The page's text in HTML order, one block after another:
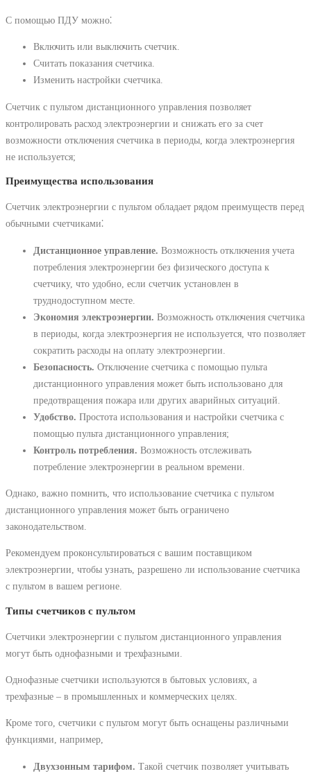
С помощью ПДУ можно⁚
Включить или выключить счетчик.
Считать показания счетчика.
Изменить настройки счетчика.
Счетчик с пультом дистанционного управления позволяет
контролировать расход электроэнергии и снижать его за счет
возможности отключения счетчика в периоды, когда электроэнергия
не используется;
Преимущества использования
Счетчик электроэнергии с пультом обладает рядом преимуществ перед
обычными счетчиками⁚
Дистанционное управление. Возможность отключения учета
потребления электроэнергии без физического доступа к
счетчику, что удобно, если счетчик установлен в
труднодоступном месте.
Экономия электроэнергии. Возможность отключения счетчика
в периоды, когда электроэнергия не используется, что позволяет
сократить расходы на оплату электроэнергии.
Безопасность. Отключение счетчика с помощью пульта
дистанционного управления может быть использовано для
предотвращения пожара или других аварийных ситуаций.
Удобство. Простота использования и настройки счетчика с
помощью пульта дистанционного управления;
Контроль потребления. Возможность отслеживать
потребление электроэнергии в реальном времени.
Однако, важно помнить, что использование счетчика с пультом
дистанционного управления может быть ограничено
законодательством.
Рекомендуем проконсультироваться с вашим поставщиком
электроэнергии, чтобы узнать, разрешено ли использование счетчика
с пультом в вашем регионе.
Типы счетчиков с пультом
Счетчики электроэнергии с пультом дистанционного управления
могут быть однофазными и трехфазными.
Однофазные счетчики используются в бытовых условиях, а
трехфазные – в промышленных и коммерческих целях.
Кроме того, счетчики с пультом могут быть оснащены различными
функциями, например,
Двухзонным тарифом. Такой счетчик позволяет учитывать